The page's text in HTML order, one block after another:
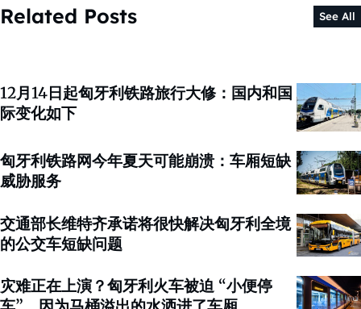
Related Posts See All
12月14日起匈牙利铁路旅行大修：国内和国
际变化如下
匈牙利铁路网今年夏天可能崩溃：车厢短缺
威胁服务
交通部长维特齐承诺将很快解决匈牙利全境
的公交车短缺问题
灾难正在上演？匈牙利火车被迫 “小便停